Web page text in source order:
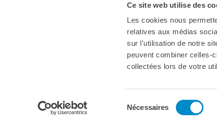
Ce site web utilise des
Les cookies nous
relatives aux médias
sur l'utilisation de notre
peuvent combiner celles-
collectées lors de votre
Nécessaires